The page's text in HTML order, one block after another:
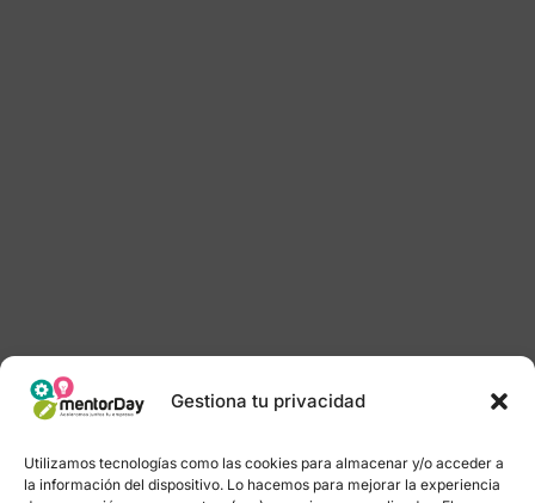
Gestiona tu privacidad
Utilizamos tecnologías como las cookies para almacenar y/o acceder a
la información del dispositivo. Lo hacemos para mejorar la experiencia